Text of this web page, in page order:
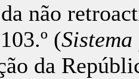
não
(
da